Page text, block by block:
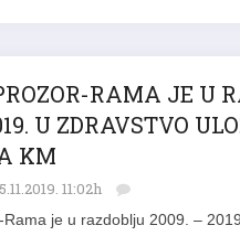
RAMA JE U
U ZDRAVSTVO
KM
11:02h
je u razdoblju 2009. –